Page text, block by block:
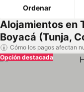
Ordenar
Alojamientos en
Boyacá (Tunja,
Cómo los pagos afectan
Opción destacada